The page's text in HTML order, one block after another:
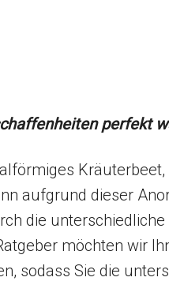
perfekt
aufgrund dieser
die unterschiedliche
möchten wir
sodass Sie die